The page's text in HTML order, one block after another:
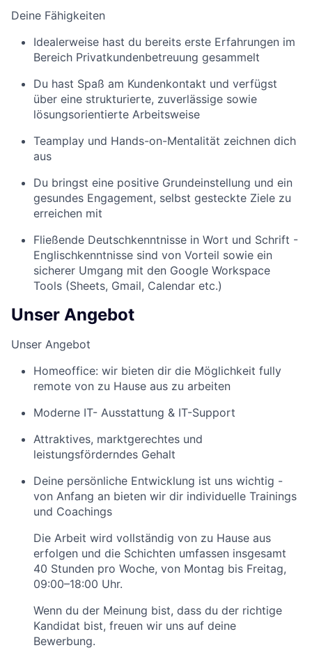
Deine Fähigkeiten
Idealerweise hast du bereits erste Erfahrungen im
Bereich Privatkundenbetreuung gesammelt
Du hast Spaß am Kundenkontakt und verfügst
über eine strukturierte, zuverlässige sowie
lösungsorientierte Arbeitsweise
Teamplay und Hands-on-Mentalität zeichnen dich
aus
Du bringst eine positive Grundeinstellung und ein
gesundes Engagement, selbst gesteckte Ziele zu
erreichen mit
Fließende Deutschkenntnisse in Wort und Schrift -
Englischkenntnisse sind von Vorteil sowie ein
sicherer Umgang mit den Google Workspace
Tools (Sheets, Gmail, Calendar etc.)
Unser Angebot
Unser Angebot
Homeoffice: wir bieten dir die Möglichkeit fully
remote von zu Hause aus zu arbeiten
Moderne IT- Ausstattung & IT-Support
Attraktives, marktgerechtes und
leistungsförderndes Gehalt
Deine persönliche Entwicklung ist uns wichtig -
von Anfang an bieten wir dir individuelle Trainings
und Coachings
Die Arbeit wird vollständig von zu Hause aus
erfolgen und die Schichten umfassen insgesamt
40 Stunden pro Woche, von Montag bis Freitag,
09:00–18:00 Uhr.
Wenn du der Meinung bist, dass du der richtige
Kandidat bist, freuen wir uns auf deine
Bewerbung.